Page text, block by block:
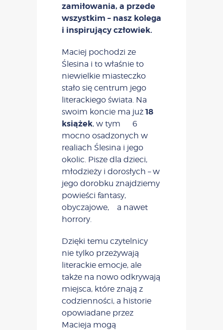
zamiłowania, a przede
wszystkim – nasz kolega
i inspirujący człowiek.
Maciej pochodzi ze
Ślesina i to właśnie to
niewielkie miasteczko
stało się centrum jego
literackiego świata. Na
swoim koncie ma już 18
książek, w tym 6
mocno osadzonych w
realiach Ślesina i jego
okolic. Pisze dla dzieci,
młodzieży i dorosłych – w
jego dorobku znajdziemy
powieści fantasy,
obyczajowe, a nawet
horrory.
Dzięki temu czytelnicy
nie tylko przeżywają
literackie emocje, ale
także na nowo odkrywają
miejsca, które znają z
codzienności, a historie
opowiadane przez
Macieja mogą